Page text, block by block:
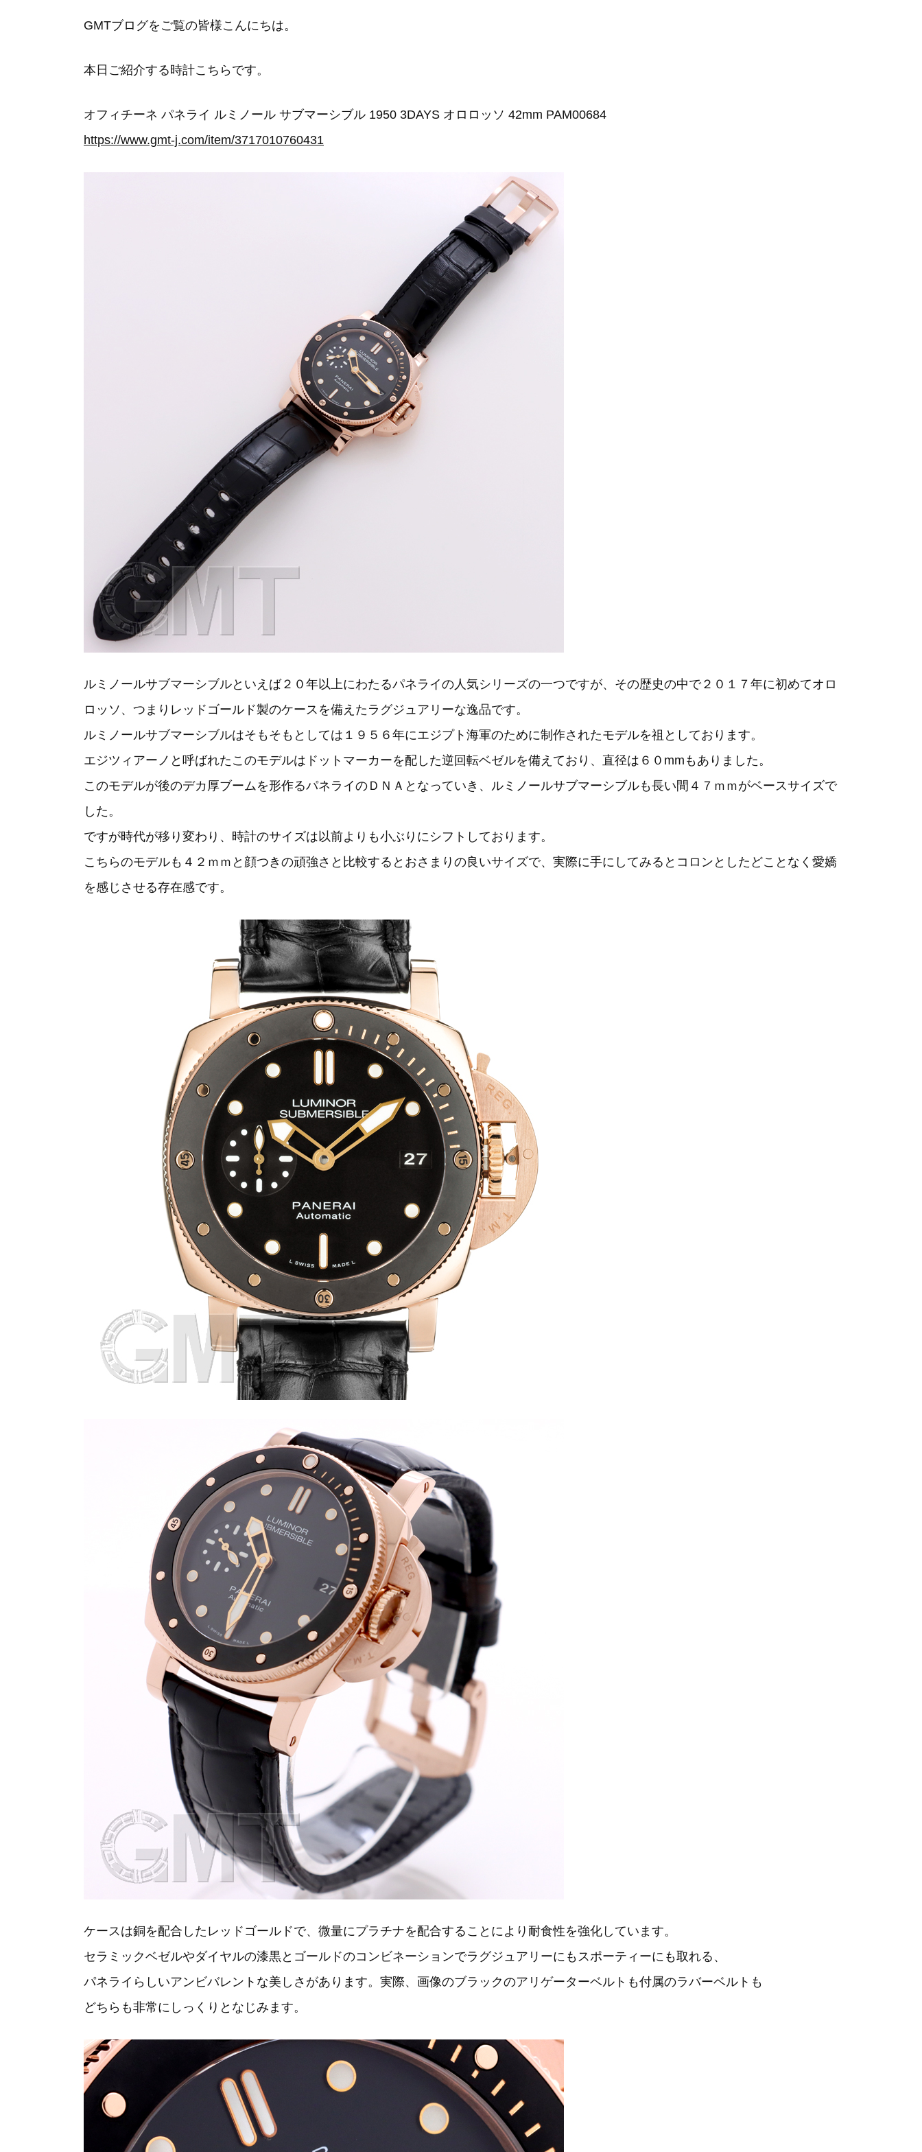
GMTブログをご覧の皆様こんにちは。
本日ご紹介する時計こちらです。
オフィチーネ パネライ ルミノール サブマーシブル 1950 3DAYS オロロッソ 42mm PAM00684
https://www.gmt-j.com/item/3717010760431
ルミノールサブマーシブルといえば２０年以上にわたるパネライの人気シリーズの一つですが、その歴史の中で２０１７年に初めてオロ
ロッソ、つまりレッドゴールド製のケースを備えたラグジュアリーな逸品です。
ルミノールサブマーシブルはそもそもとしては１９５６年にエジプト海軍のために制作されたモデルを祖としております。
エジツィアーノと呼ばれたこのモデルはドットマーカーを配した逆回転ベゼルを備えており、直径は６０mmもありました。
このモデルが後のデカ厚ブームを形作るパネライのＤＮＡとなっていき、ルミノールサブマーシブルも長い間４７ｍｍがベースサイズで
した。
ですが時代が移り変わり、時計のサイズは以前よりも小ぶりにシフトしております。
こちらのモデルも４２ｍｍと顔つきの頑強さと比較するとおさまりの良いサイズで、実際に手にしてみるとコロンとしたどことなく愛嬌
を感じさせる存在感です。
ケースは銅を配合したレッドゴールドで、微量にプラチナを配合することにより耐食性を強化しています。
セラミックベゼルやダイヤルの漆黒とゴールドのコンビネーションでラグジュアリーにもスポーティーにも取れる、
パネライらしいアンビバレントな美しさがあります。実際、画像のブラックのアリゲーターベルトも付属のラバーベルトも
どちらも非常にしっくりとなじみます。